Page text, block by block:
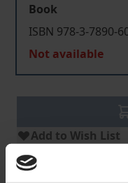
Book
ISBN 978-3-7890-
Not available
Add to Wish List
Delivery cost notice